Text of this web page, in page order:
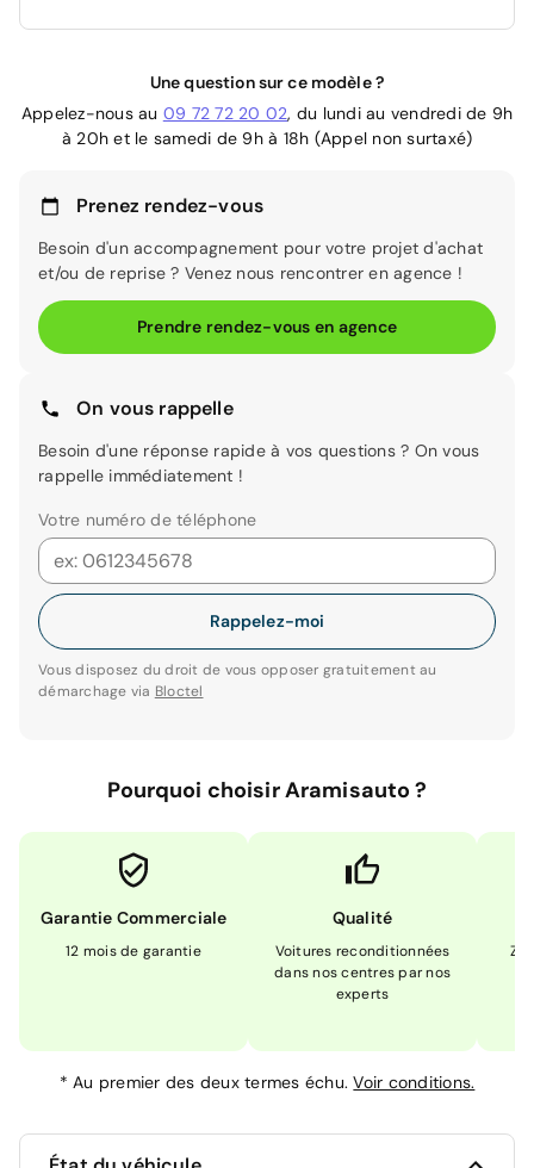
Une question sur ce modèle ?
Appelez-nous au 09 72 72 20 02, du lundi au vendredi de 9h
à 20h et le samedi de 9h à 18h (Appel non surtaxé)
Prenez rendez-vous
Besoin d'un accompagnement pour votre projet d'achat
et/ou de reprise ? Venez nous rencontrer en agence !
Prendre rendez-vous en agence
On vous rappelle
Besoin d'une réponse rapide à vos questions ? On vous
rappelle immédiatement !
Votre numéro de téléphone
Rappelez-moi
Vous disposez du droit de vous opposer gratuitement au
démarchage via Bloctel
Pourquoi choisir Aramisauto ?
Garantie Commerciale
12 mois de garantie
Qualité
Voitures reconditionnées
dans nos centres par nos
experts
*Au premier des deux termes échu.Voir conditions.